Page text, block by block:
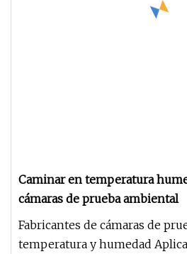
Caminar en temperatura
cámaras de prueba ambiental
Fabricantes de cámaras de
temperatura y humedad